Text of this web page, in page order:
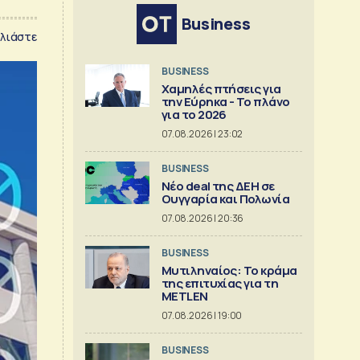
Business
BUSINESS
Χαμηλές πτήσεις για
την Εύρηκα - Το πλάνο
για το 2026
07.08.2026 | 23:02
BUSINESS
Νέο deal της ΔΕΗ σε
Ουγγαρία και Πολωνία
07.08.2026 | 20:36
BUSINESS
Μυτιληναίος: Το κράμα
της επιτυχίας για τη
METLEN
07.08.2026 | 19:00
BUSINESS